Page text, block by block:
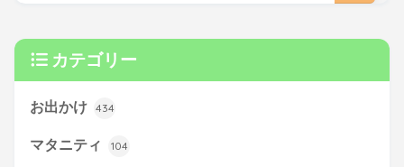
カテゴリー
お出かけ 434
マタニティ 104